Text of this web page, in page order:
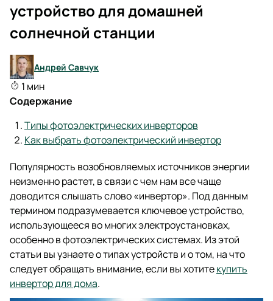
устройство для домашней
солнечной станции
Андрей Савчук
1 мин
Содержание
Типы фотоэлектрических инверторов
Как выбрать фотоэлектрический инвертор
Популярность возобновляемых источников энергии
неизменно растет, в связи с чем нам все чаще
доводится слышать слово «инвертор». Под данным
термином подразумевается ключевое устройство,
использующееся во многих электроустановках,
особенно в фотоэлектрических системах. Из этой
статьи вы узнаете о типах устройств и о том, на что
следует обращать внимание, если вы хотитекупить
инвертор для дома.